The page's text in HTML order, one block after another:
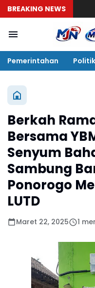
BREAKING NEWS
Pemerintahan Politik
Berkah
Bersama
Senyum
Sambung
Ponorogo
LUTD
Maret 22, 2025 1